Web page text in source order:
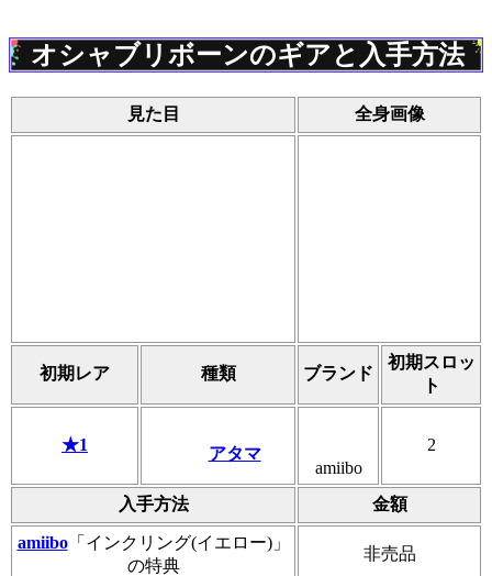
オシャブリボーンのギアと入手方法
見た目 全身画像
初期レア 種類 ブランド
初期スロッ
ト
★1 アタマ
amiibo
2
入手方法 金額
amiibo「インクリング(イエロー)」
の特典
非売品